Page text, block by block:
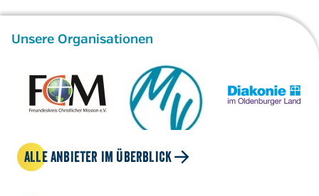
Unsere Organisationen
ALLE ANBIETER IM ÜBERBLICK